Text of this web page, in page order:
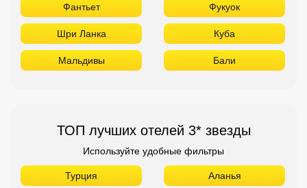
Фантьет Фукуок
Шри Ланка Куба
Мальдивы Бали
ТОП лучших отелей 3* звезды
Используйте удобные фильтры
Турция Аланья